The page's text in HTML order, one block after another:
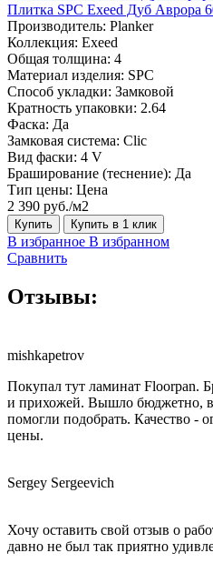
Плитка SPC Exeed Дуб Аврора
Производитель: Planker
Коллекция: Exeed
Общая толщина: 4
Материал изделия: SPC
Способ укладки: Замковой
Кратность упаковки: 2.64
Фаска: Да
Замковая система: Сlic
Вид фаски: 4 V
Браширование (теснение): Да
Тип цены: Цена
2 390 руб./м2
Купить Купить в 1 клик
В избранное В избранном
Сравнить
Отзывы:
mishkapetrov
Покупал тут ламинат Floorpan.
и прихожей. Вышло бюджетно,
помогли подобрать. Качество -
цены.
Sergey Sergeevich
Хочу оставить свой отзыв о
давно не был так приятно